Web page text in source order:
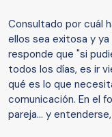
Consultado por cuál
ellos sea exitosa y
responde que "si
todos los días, es ir
qué es lo que
comunicación. En el
pareja... y